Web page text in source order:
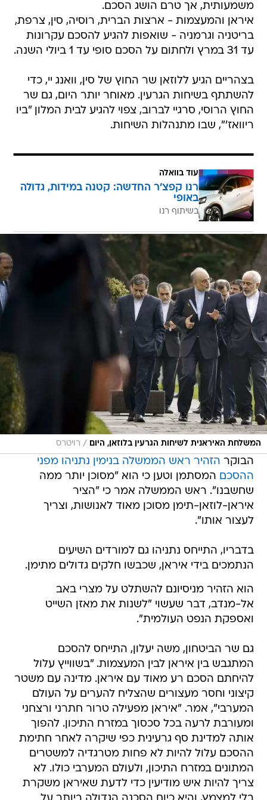
משמעותית, אך טרם הושג הסכם.
איראן והמעצמות - ארצות הברית, רוסיה, סין, צרפת,
בריטניה וגרמניה - שואפות להגיע להסכם עקרונות
עד 31 במרץ ולחתום על הסכם סופי עד 1 ביולי השנה.
בצהריים הגיע ללוזאן שר החוץ של סין, וואנג יי, כדי
להשתתף בשיחות הגרעין. מאוחר יותר היום, גם שר
החוץ הרוסי, סרגיי לברוב, צפוי להגיע לבית המלון "ביו
ריוואז'", שבו מתנהלות השיחות.
עוד בוואלה
רנו קפצ'ר החדשה: קטנה במידות, גדולה
באופי
בשיתוף רנו
המשלחת האיראנית לשיחות הגרעין בלוזאן, היום / רויטרס
הבוקר הזהיר ראש הממשלה בנימין נתניהו מפני
ההסכם המסתמן וטען כי הוא "מסוכן יותר ממה
שחשבנו". ראש הממשלה אמר כי "הציר
איראן-לוזאן-תימן מסוכן מאוד לאנושות, וצריך
לעצור אותו".
בדבריו, התייחס נתניהו גם למורדים השיעים
הנתמכים בידי איראן, שכבשו חלקים גדולים מתימן.
הוא הזהיר מניסיונם להשתלט על מצרי באב
אל-מנדב, דבר שעשוי "לשנות את מאזן השייט
ואספקת הנפט העולמית".
גם שר הביטחון, משה יעלון, התייחס להסכם
המתגבש בין איראן לבין המעצמות. "בשווייץ עלול
להיחתם הסכם רע מאוד עם איראן. מדינה עם משטר
קיצוני וחסר מעצורים שהצליח להערים על העולם
המערבי", אמר. "איראן מפעילה טרור חתרני ורצחני
ומעורבת לרעה בכל סכסוך במזרח התיכון. להפוך
אותה למדינת סף גרעינית כפי שיקרה לאחר חתימת
ההסכם עלול להיות לא פחות מטרגדיה למשטרים
המתונים במזרח התיכון, ולעולם המערבי כולו. לא
צריך להיות איש מודיעין כדי לדעת שאיראן משקרת